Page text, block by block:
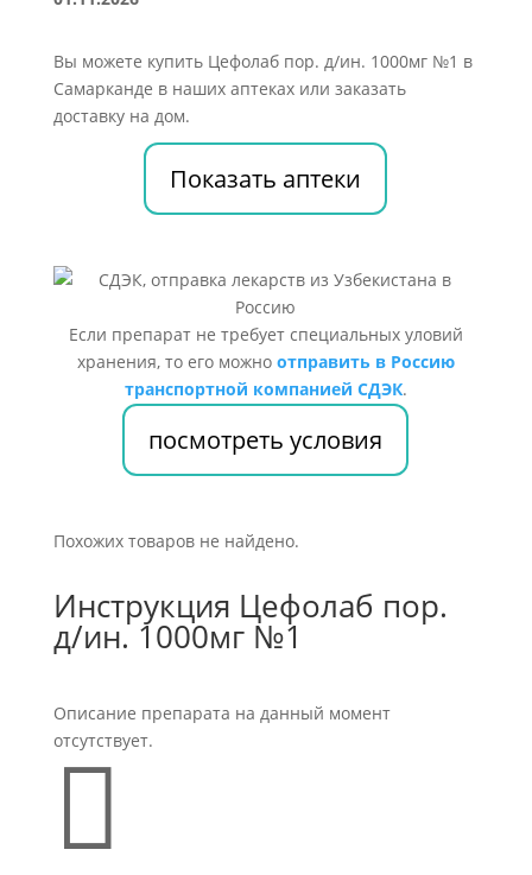
Вы можете купить Цефолаб пор. д/ин. 1000мг №1 в
Самарканде в наших аптеках или заказать
доставку на дом.
Показать аптеки
Если препарат не требует специальных уловий
хранения, то его можно отправить в Россию
транспортной компанией СДЭК.
посмотреть условия
Похожих товаров не найдено.
Инструкция Цефолаб пор.
д/ин. 1000мг №1
Описание препарата на данный момент
отсутствует.
